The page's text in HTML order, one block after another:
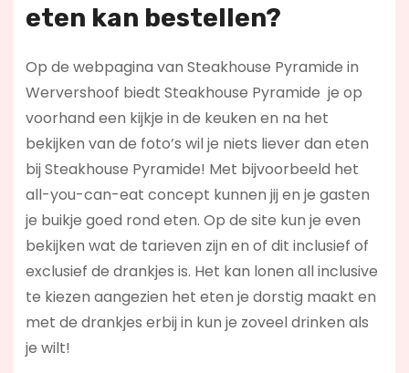
eten kan bestellen?
Op de webpagina van Steakhouse Pyramide in
Wervershoof biedt Steakhouse Pyramide je op
voorhand een kijkje in de keuken en na het
bekijken van de foto’s wil je niets liever dan eten
bij Steakhouse Pyramide! Met bijvoorbeeld het
all-you-can-eat concept kunnen jij en je gasten
je buikje goed rond eten. Op de site kun je even
bekijken wat de tarieven zijn en of dit inclusief of
exclusief de drankjes is. Het kan lonen all inclusive
te kiezen aangezien het eten je dorstig maakt en
met de drankjes erbij in kun je zoveel drinken als
je wilt!